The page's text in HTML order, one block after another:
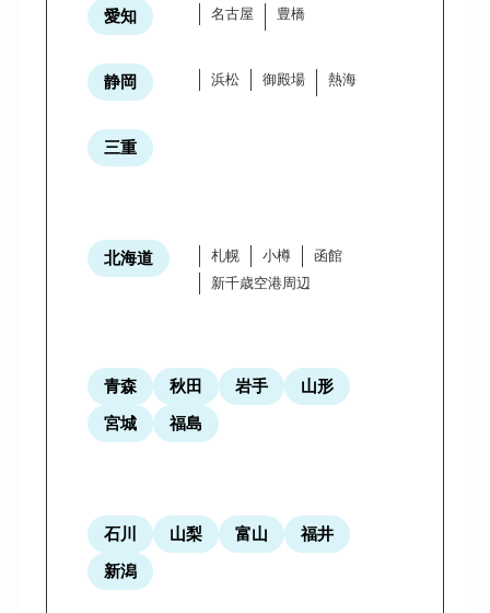
愛知 名古屋 豊橋
静岡 浜松 御殿場 熱海
三重
北海道 札幌 小樽
函館
新千歳空港周辺
青森 秋田 岩手
山形
宮城
福島
石川 山梨 富山
福井
新潟